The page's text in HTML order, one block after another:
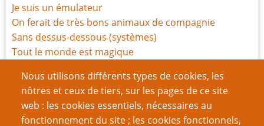
Nous utilisons différents types de cookies, les
nôtres et ceux de tiers, sur les pages de ce site
web : les cookies essentiels, nécessaires au
fonctionnement du site ; les cookies fonctionnels,
Je suis un émulateur
On ferait de très bons animaux de compagnie
Sans dessus-dessous (systèmes)
Tout le monde est magique
Ode aux Indés
Les jeux en une page sont-ils sans valeur ?
La Carte-X ne vous sauvera pas de tout